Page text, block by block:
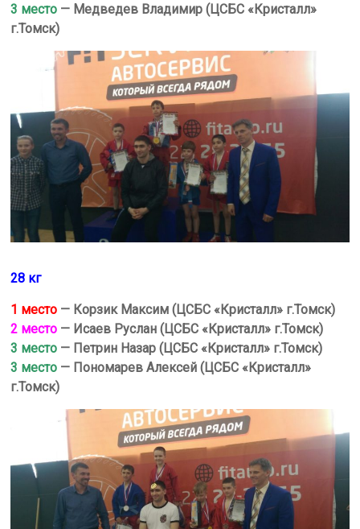
3 место — Медведев Владимир (ЦСБС «Кристалл»
г.Томск)
28 кг
1 место — Корзик Максим (ЦСБС «Кристалл» г.Томск)
2 место — Исаев Руслан (ЦСБС «Кристалл» г.Томск)
3 место — Петрин Назар (ЦСБС «Кристалл» г.Томск)
3 место — Пономарев Алексей(ЦСБС «Кристалл»
г.Томск)